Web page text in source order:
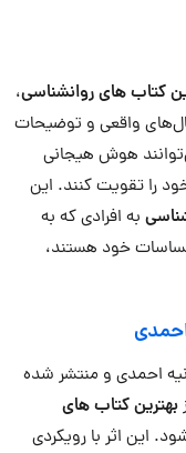
کتاب های روانشناسی،
واقعی و توضیحات
هوش هیجانی
را تقویت کنند. این
به افرادی که به
خود هستند،
احمدی و منتشر شده
بهترین کتاب های
این اثر با رویکردی